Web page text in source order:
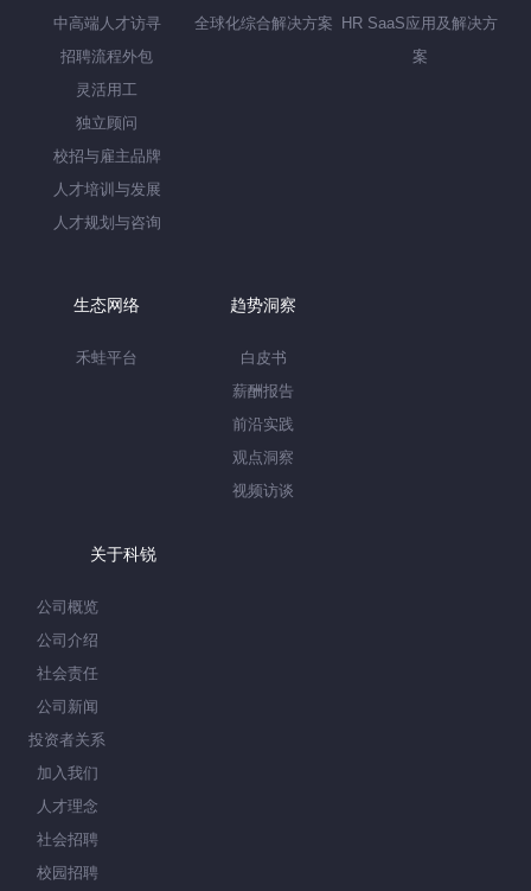
中高端人才访寻
招聘流程外包
灵活用工
独立顾问
校招与雇主品牌
人才培训与发展
人才规划与咨询
全球化综合解决方案
HR SaaS应用及解决方
案
生态网络
禾蛙平台
趋势洞察
白皮书
薪酬报告
前沿实践
观点洞察
视频访谈
关于科锐
公司概览
公司介绍
社会责任
公司新闻
投资者关系
加入我们
人才理念
社会招聘
校园招聘